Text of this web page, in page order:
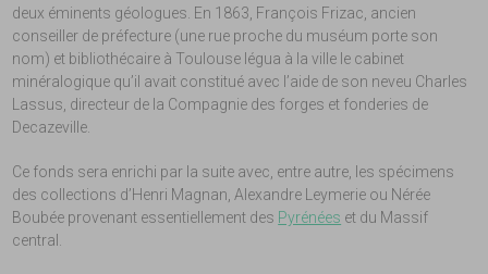
deux éminents géologues. En 1863, François Frizac, ancien
conseiller de préfecture (une rue proche du muséum porte son
nom) et bibliothécaire à Toulouse légua à la ville le cabinet
minéralogique qu’il avait constitué avec l’aide de son neveu Charles
Lassus, directeur de la Compagnie des forges et fonderies de
Decazeville.
Ce fonds sera enrichi par la suite avec, entre autre, les spécimens
des collections d’Henri Magnan, Alexandre Leymerie ou Nérée
Boubée provenant essentiellement des Pyrénées et du Massif
central.